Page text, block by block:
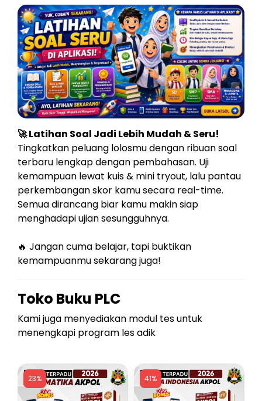
🚀 Latihan Soal Jadi Lebih Mudah & Seru!
Tingkatkan peluang lolosmu dengan ribuan soal
terbaru lengkap dengan pembahasan. Uji
kemampuan lewat kuis & mini tryout, lalu pantau
perkembangan skor kamu secara real-time.
Semua dirancang biar kamu makin siap
menghadapi ujian sesungguhnya.
🔥 Jangan cuma belajar, tapi buktikan
kemampuanmu sekarang juga!
Toko Buku PLC
Kami juga menyediakan modul tes untuk
menengkapi program les adik
23% 41%